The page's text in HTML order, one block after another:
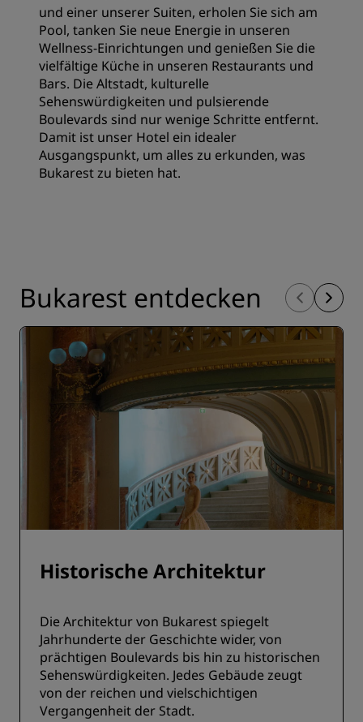
und einer unserer Suiten, erholen Sie sich am
Pool, tanken Sie neue Energie in unseren
Wellness-Einrichtungen und genießen Sie die
vielfältige Küche in unseren Restaurants und
Bars. Die Altstadt, kulturelle
Sehenswürdigkeiten und pulsierende
Boulevards sind nur wenige Schritte entfernt.
Damit ist unser Hotel ein idealer
Ausgangspunkt, um alles zu erkunden, was
Bukarest zu bieten hat.
Bukarest entdecken
Historische Architektur
Die Architektur von Bukarest spiegelt
Jahrhunderte der Geschichte wider, von
prächtigen Boulevards bis hin zu historischen
Sehenswürdigkeiten. Jedes Gebäude zeugt
von der reichen und vielschichtigen
Vergangenheit der Stadt.